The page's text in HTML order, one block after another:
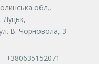
обл.,
Луцьк,
В. Чорновола, 3
+380635152071